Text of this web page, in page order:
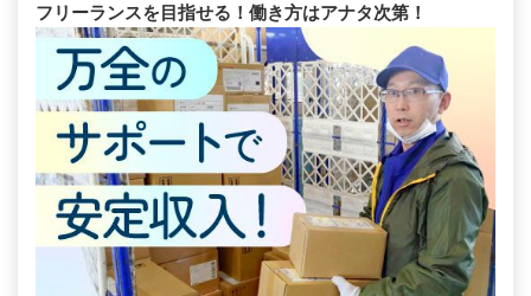
フリーランスを目指せる！働き方はアナタ次第！